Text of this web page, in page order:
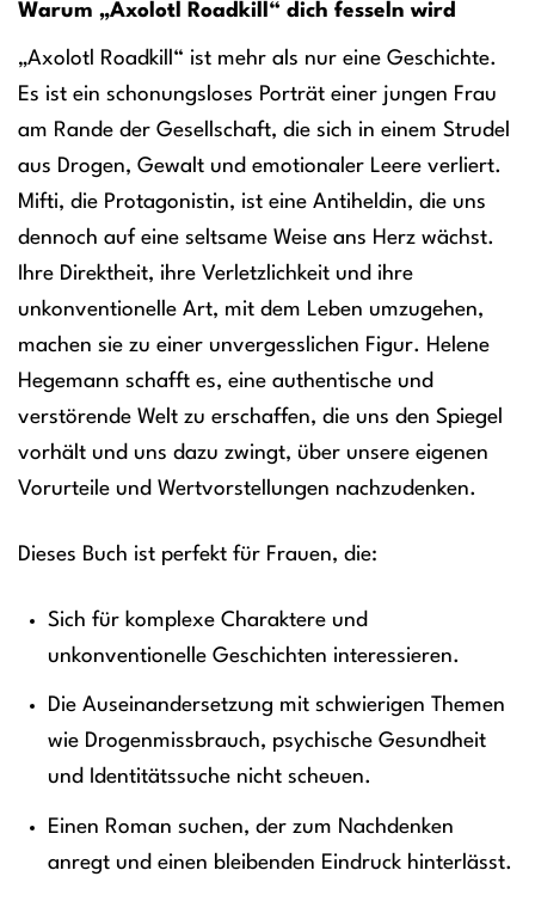
Warum „Axolotl Roadkill“ dich fesseln wird
„Axolotl Roadkill“ ist mehr als nur eine Geschichte.
Es ist ein schonungsloses Porträt einer jungen Frau
am Rande der Gesellschaft, die sich in einem Strudel
aus Drogen, Gewalt und emotionaler Leere verliert.
Mifti, die Protagonistin, ist eine Antiheldin, die uns
dennoch auf eine seltsame Weise ans Herz wächst.
Ihre Direktheit, ihre Verletzlichkeit und ihre
unkonventionelle Art, mit dem Leben umzugehen,
machen sie zu einer unvergesslichen Figur. Helene
Hegemann schafft es, eine authentische und
verstörende Welt zu erschaffen, die uns den Spiegel
vorhält und uns dazu zwingt, über unsere eigenen
Vorurteile und Wertvorstellungen nachzudenken.
Dieses Buch ist perfekt für Frauen, die:
Sich für komplexe Charaktere und
unkonventionelle Geschichten interessieren.
Die Auseinandersetzung mit schwierigen Themen
wie Drogenmissbrauch, psychische Gesundheit
und Identitätssuche nicht scheuen.
Einen Roman suchen, der zum Nachdenken
anregt und einen bleibenden Eindruck hinterlässt.